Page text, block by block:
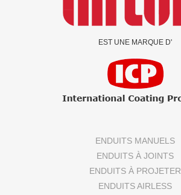
EST UNE MARQUE D'
ENDUITS MANUELS
ENDUITS À JOINTS
ENDUITS À PROJETER
ENDUITS AIRLESS